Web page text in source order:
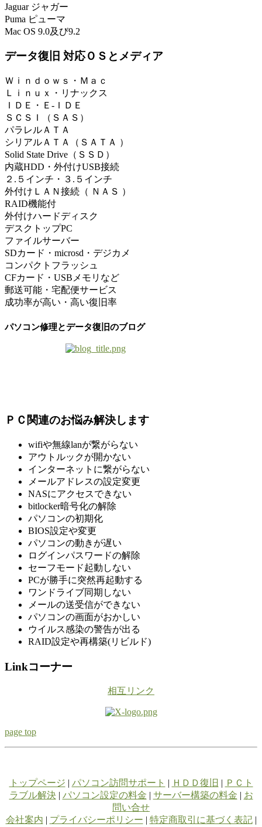
Jaguar ジャガー
Puma ピューマ
Mac OS 9.0及び9.2
データ復旧 対応ＯＳとメディア
Ｗｉｎｄｏｗｓ・Ｍａｃ
Ｌｉｎｕｘ・リナックス
ＩＤＥ・Ｅ-ＩＤＥ
ＳＣＳＩ（ＳＡＳ）
パラレルＡＴＡ
シリアルＡＴＡ（ＳＡＴＡ ）
Solid State Drive（ＳＳＤ）
内蔵HDD・外付けUSB接続
２.５インチ・３.５インチ
外付けＬＡＮ接続（ ＮＡＳ ）
RAID機能付
外付けハードディスク
デスクトップPC
ファイルサーバー
SDカード・microsd・デジカメ
コンパクトフラッシュ
CFカード・USBメモリなど
郵送可能・宅配便サービス
成功率が高い・高い復旧率
パソコン修理とデータ復旧のブログ
ＰＣ関連のお悩み解決します
wifiや無線lanが繋がらない
アウトルックが開かない
インターネットに繋がらない
メールアドレスの設定変更
NASにアクセスできない
bitlocker暗号化の解除
パソコンの初期化
BIOS設定や変更
パソコンの動きが遅い
ログインパスワードの解除
セーフモード起動しない
PCが勝手に突然再起動する
ワンドライブ同期しない
メールの送受信ができない
パソコンの画面がおかしい
ウイルス感染の警告が出る
RAID設定や再構築(リビルド)
Linkコーナー
相互リンク
page top
トップページ | パソコン訪問サポート | ＨＤＤ復旧 | ＰＣト
ラブル解決| パソコン設定の料金 | サーバー構築の料金 | お
問い合せ
会社案内 | プライバシーポリシー | 特定商取引に基づく表記|